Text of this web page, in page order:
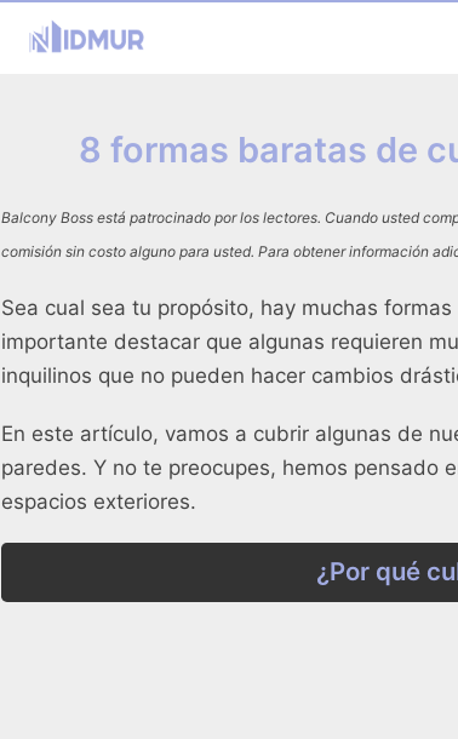
8 formas baratas de
Balcony Boss está patrocinado por los lectores. Cuando usted
comisión sin costo alguno para usted. Para obtener información
Sea cual sea tu propósito, hay muchas
importante destacar que algunas requieren
inquilinos que no pueden hacer cambios
En este artículo, vamos a cubrir algunas de
paredes. Y no te preocupes, hemos pensado
espacios exteriores.
¿Por qué